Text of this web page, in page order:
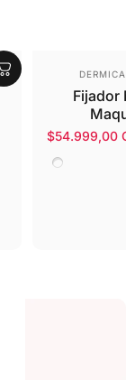
Fijador
Precio de
$54.999,00
Precio
B58-